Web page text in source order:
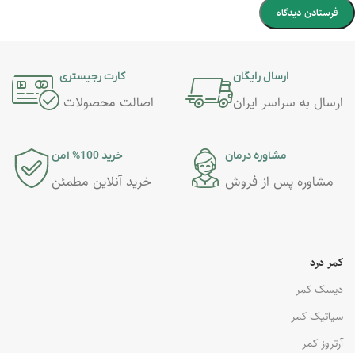
ارسال رایگان
ارسال به سراسر ایران
کارت رجیستری
اصالت محصولات
مشاوره درمان
مشاوره پس از فروش
خرید 100% امن
خرید آنلاین مطمئن
کمر درد
دیسک کمر
سیاتیک کمر
آرتروز کمر